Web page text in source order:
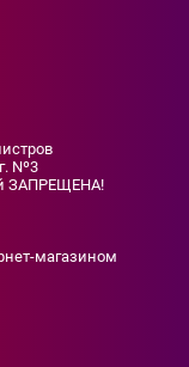
Nº3
ЗАПРЕЩЕНА!
магазином